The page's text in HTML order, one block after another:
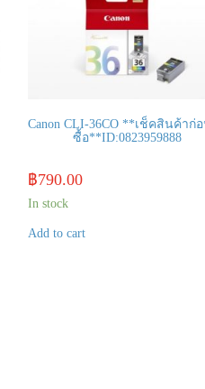
Canon CLI-36CO **เช็คสินค้าก่
ซื้อ**ID:0823959888
฿790.00
In stock
Add to cart